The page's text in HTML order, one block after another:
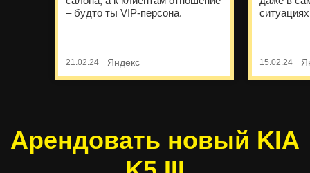
21.02.24 Яндекс
– будто ты VIP-персона.
15.02.24